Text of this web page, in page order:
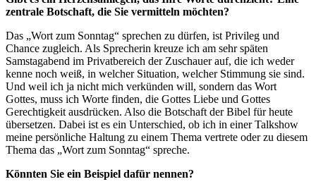
zentrale Botschaft, die Sie vermitteln möchten?
Das „Wort zum Sonntag“ sprechen zu dürfen, ist Privileg und
Chance zugleich. Als Sprecherin kreuze ich am sehr späten
Samstagabend im Privatbereich der Zuschauer auf, die ich weder
kenne noch weiß, in welcher Situation, welcher Stimmung sie sind.
Und weil ich ja nicht mich verkünden will, sondern das Wort
Gottes, muss ich Worte finden, die Gottes Liebe und Gottes
Gerechtigkeit ausdrücken. Also die Botschaft der Bibel für heute
übersetzen. Dabei ist es ein Unterschied, ob ich in einer Talkshow
meine persönliche Haltung zu einem Thema vertrete oder zu diesem
Thema das „Wort zum Sonntag“ spreche.
Könnten Sie ein Beispiel dafür nennen?